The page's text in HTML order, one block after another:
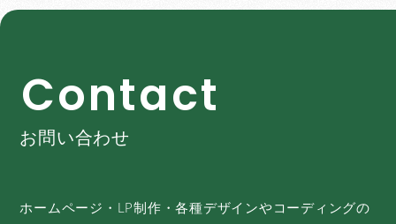
Contact
お問い合わせ
ホームページ・LP制作・各種デザインやコーディングの